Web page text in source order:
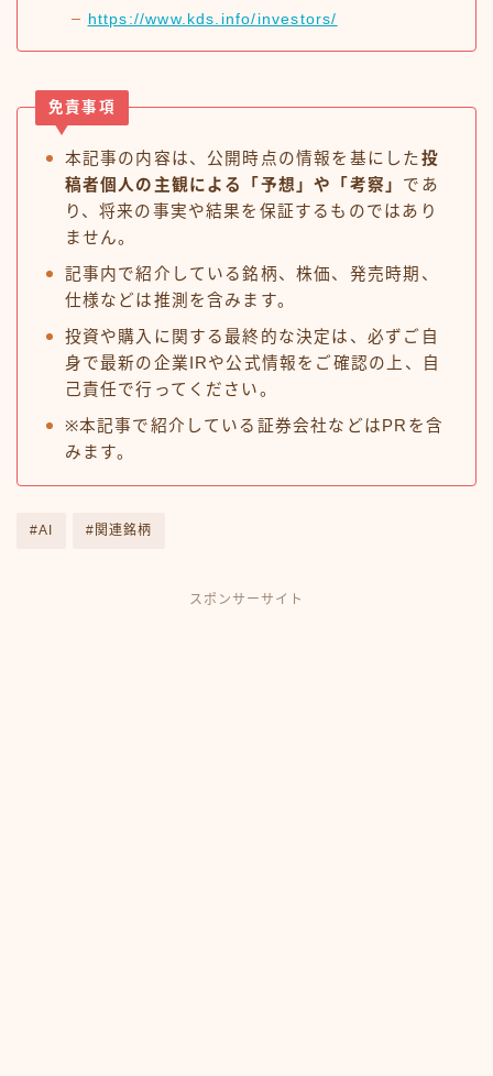
https://www.kds.info/investors/
免責事項
本記事の内容は、公開時点の情報を基にした投
稿者個人の主観による「予想」や「考察」 であ
り、将来の事実や結果を保証するものではあり
ません。
記事内で紹介している銘柄、株価、発売時期、
仕様などは推測を含みます。
投資や購入に関する最終的な決定は、必ずご自
身で最新の企業IRや公式情報をご確認の上、自
己責任で行ってください。
※本記事で紹介している証券会社などはPRを含
みます。
#AI #関連銘柄
スポンサーサイト